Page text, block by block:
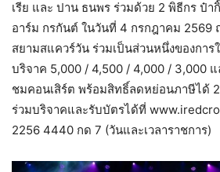
เรีย และ ปาน ธนพร ร่วมด้วย 2 พิธีกร ป๋า
อาร์ม กรกันต์ ในวันที่ 4 กรกฎาคม 2569
สยามสแควร์วัน ร่วมเป็นส่วนหนึ่งของกา
บริจาค 5,000 / 4,500 / 4,000 / 3,000
ชมคอนเสิร์ต พร้อมสิทธิ์ลดหย่อนภาษีได้ 2
ร่วมบริจาคและรับบัตรได้ที่
2256 4440 กด 7 (วันและเวลาราชการ)